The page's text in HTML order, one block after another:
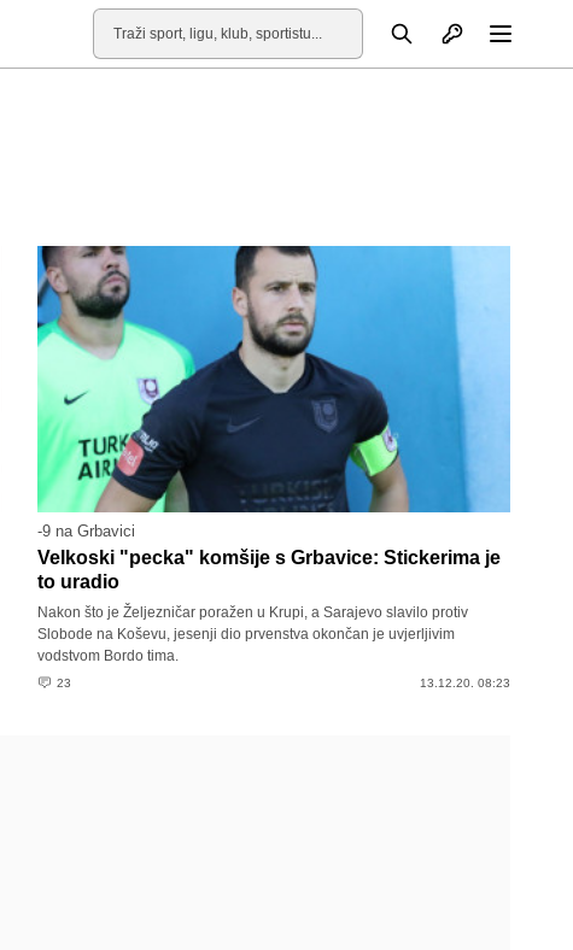
Pretraga Otvori profil
-9 na Grbavici
Velkoski "pecka" komšije s Grbavice: Stickerima je
to uradio
Nakon što je Željezničar poražen u Krupi, a Sarajevo slavilo protiv
Slobode na Koševu, jesenji dio prvenstva okončan je uvjerljivim
vodstvom Bordo tima.
23 13.12.20. 08:23